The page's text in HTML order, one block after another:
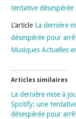
tentative désespérée
L’article La dernière
désespérée pour
Musiques Actuelles
Articles similaires
La dernière mise à
Spotify: une
désespérée pour